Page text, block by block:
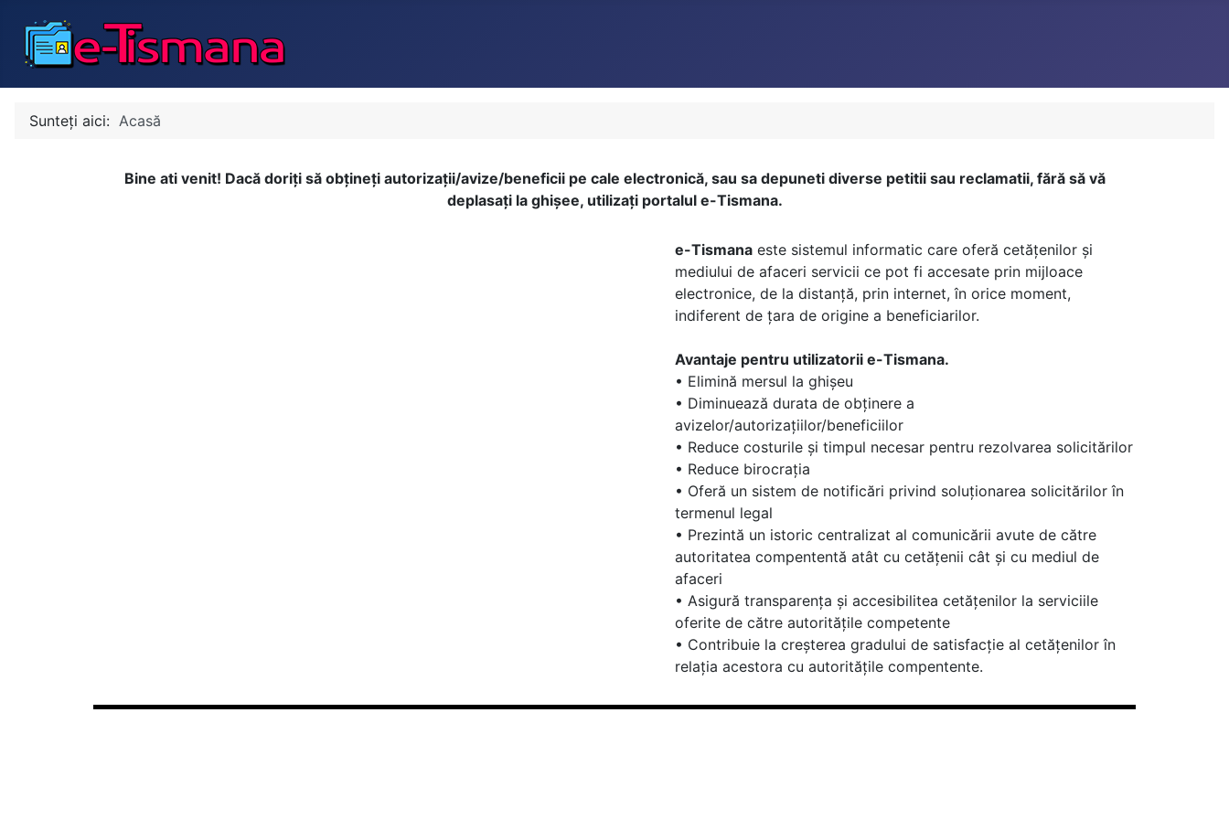
Sunteți aici: Acasă
Bine ati venit! Dacă doriți să obțineți autorizații/avize/beneficii pe cale electronică, sau sa depuneti diverse petitii sau reclamatii, fără să vă
deplasați la ghișee, utilizați portalul e-Tismana.
e-Tismanaeste sistemul informatic care oferă cetățenilor și
mediului de afaceri servicii ce pot fi accesate prin mijloace
electronice, de la distanță, prin internet, în orice moment,
indiferent de țara de origine a beneficiarilor.
Avantaje pentru utilizatorii e-Tismana.
• Elimină mersul la ghișeu
• Diminuează durata de obținere a
avizelor/autorizațiilor/beneficiilor
• Reduce costurile și timpul necesar pentru rezolvarea solicitărilor
• Reduce birocraţia
• Oferă un sistem de notificări privind soluționarea solicitărilor în
termenul legal
• Prezintă un istoric centralizat al comunicării avute de către
autoritatea compententă atât cu cetățenii cât și cu mediul de
afaceri
• Asigură transparența și accesibilitea cetățenilor la serviciile
oferite de către autoritățile competente
• Contribuie la creșterea gradului de satisfacție al cetățenilor în
relația acestora cu autoritățile compentente.